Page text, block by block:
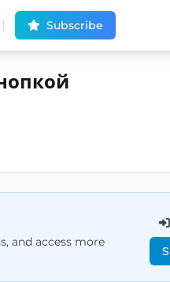
| Subscribe
and access more